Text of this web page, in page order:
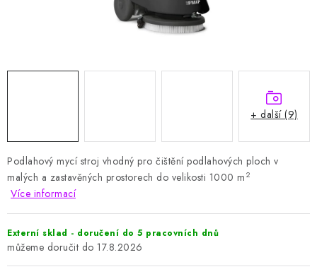
Podlahový mycí stroj vhodný pro čištění podlahových ploch v
malých a zastavěných prostorech do velikosti 1000 m 2
Více informací
Externí sklad - doručení do 5 pracovních dnů
17.8.2026
+ další (9)